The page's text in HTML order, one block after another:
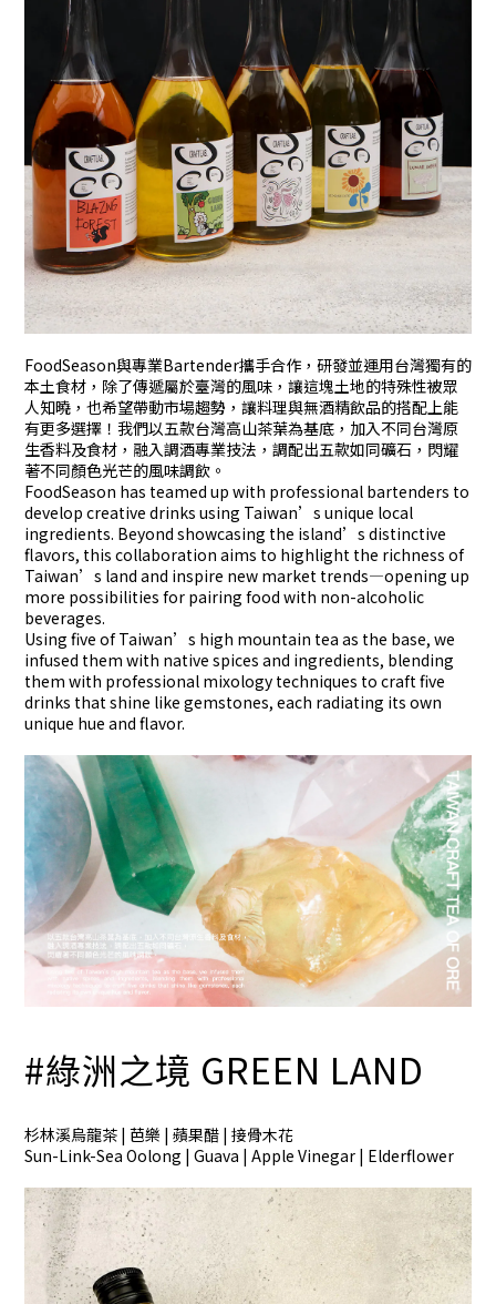
FoodSeason與專業Bartender攜手合作，研發並運用台灣獨有的
本土食材，除了傳遞屬於臺灣的風味，讓這塊土地的特殊性被眾
人知曉，也希望帶動市場趨勢，讓料理與無酒精飲品的搭配上能
有更多選擇！我們以五款台灣高山茶葉為基底，加入不同台灣原
生香料及食材，融入調酒專業技法，調配出五款如同礦石，閃耀
著不同顏色光芒的風味調飲。
FoodSeason has teamed up with professional bartenders to
develop creative drinks using Taiwan’s unique local
ingredients. Beyond showcasing the island’s distinctive
flavors, this collaboration aims to highlight the richness of
Taiwan’s land and inspire new market trends—opening up
more possibilities for pairing food with non-alcoholic
beverages.
Using five of Taiwan’s high mountain tea as the base, we
infused them with native spices and ingredients, blending
them with professional mixology techniques to craft five
drinks that shine like gemstones, each radiating its own
unique hue and flavor.
#綠洲之境 GREEN LAND
杉林溪烏龍茶 | 芭樂 | 蘋果醋 | 接骨木花
Sun-Link-Sea Oolong | Guava | Apple Vinegar | Elderflower